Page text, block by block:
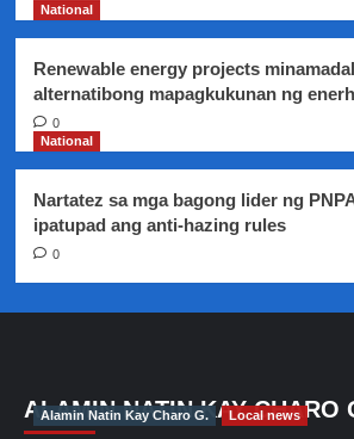
National
Renewable energy projects
alternatibong mapagkukunan ng
0
National
Nartatez sa mga bagong lider ng
ipatupad ang anti-hazing rules
0
ALAMIN NATIN KAY CHARO
Alamin Natin Kay Charo G. Local news